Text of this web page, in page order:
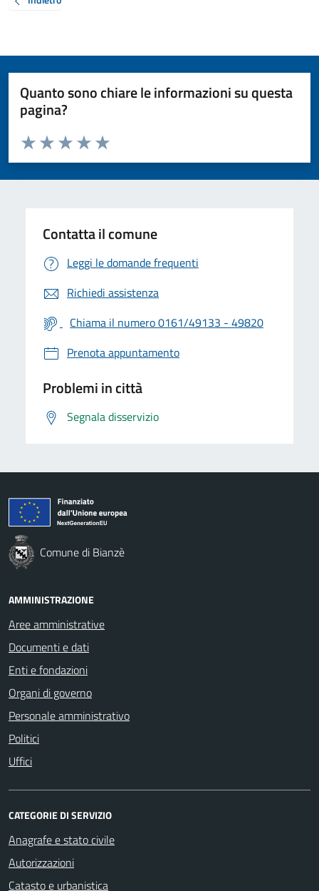
Quanto sono chiare le informazioni su questa
pagina?
Valuta da 1 a 5 stelle la pagina
Valuta 5 stelle su 5
Valuta 4 stelle su 5
Valuta 3 stelle su 5
Valuta 2 stelle su 5
Valuta 1 stelle su 5
Contatta il comune
Leggi le domande frequenti
Richiedi assistenza
Chiama il numero 0161/49133 - 49820
Prenota appuntamento
Problemi in città
Segnala disservizio
Comune di Bianzè
AMMINISTRAZIONE
Aree amministrative
Documenti e dati
Enti e fondazioni
Organi di governo
Personale amministrativo
Politici
Uffici
CATEGORIE DI SERVIZIO
Anagrafe e stato civile
Autorizzazioni
Catasto e urbanistica